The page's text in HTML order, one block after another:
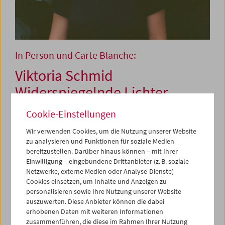
In Person und Carte Blanche:
Viktoria Schmid
Widerspiegelnde Lichter
28. Mai 2026
Viktoria Schmid hat sich seit ihren ersten
Veröffentlichungen in den 2010er Jahren als gefragte
Filmkünstlerin etabliert. Ihre Arbeiten werden bei
renommierten Festivals gezeigt und im Rahmen von
Werkschauen gewürdigt, und in Ausstellungshäusern
weltweit sind ihre 16mm-Installationen neben ihren
Cyanotypien zu sehen.
Cookie-Einstellungen
Wir verwenden Cookies, um die Nutzung unserer Website
zu analysieren und Funktionen für soziale Medien
bereitzustellen. Darüber hinaus können – mit Ihrer
Einwilligung – eingebundene Drittanbieter (z. B. soziale
Netzwerke, externe Medien oder Analyse-Dienste)
Cookies einsetzen, um Inhalte und Anzeigen zu
personalisieren sowie Ihre Nutzung unserer Website
auszuwerten. Diese Anbieter können die dabei
erhobenen Daten mit weiteren Informationen
zusammenführen, die diese im Rahmen Ihrer Nutzung